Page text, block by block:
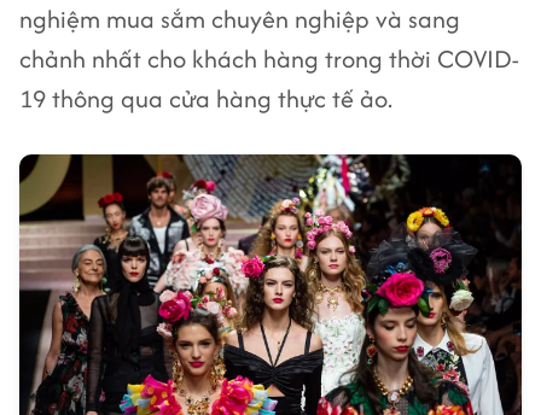
nghiệm mua sắm chuyên nghiệp và sang
chảnh nhất cho khách hàng trong thời COVID-
19 thông qua cửa hàng thực tế ảo.